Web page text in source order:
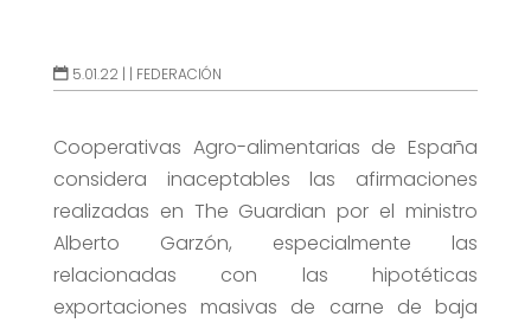
5.01.22 | | FEDERACIÓN
Cooperativas Agro-alimentarias de España
considera inaceptables las afirmaciones
realizadas en The Guardian por el ministro
Alberto Garzón, especialmente las
relacionadas con las hipotéticas
exportaciones masivas de carne de baja